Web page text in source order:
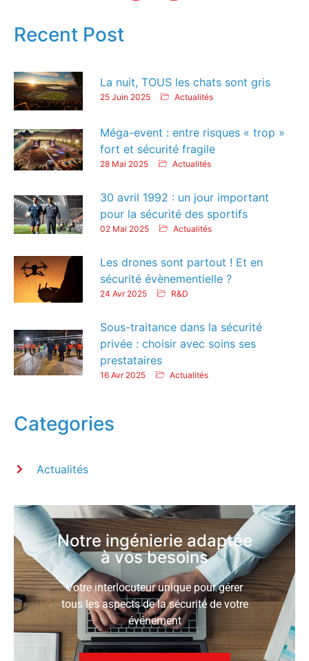
Recent Post
La nuit, TOUS les chats sont gris
25 Juin 2025 Actualités
Méga-event : entre risques « trop »
fort et sécurité fragile
28 Mai 2025 Actualités
30 avril 1992 : un jour important
pour la sécurité des sportifs
02 Mai 2025 Actualités
Les drones sont partout ! Et en
sécurité évènementielle ?
24 Avr 2025 R&D
Sous-traitance dans la sécurité
privée : choisir avec soins ses
prestataires
16 Avr 2025 Actualités
Categories
Actualités
Notre ingénierie adaptée
à vos besoins
Votre interlocuteur unique pour gérer
tous les aspects de la sécurité de votre
événement